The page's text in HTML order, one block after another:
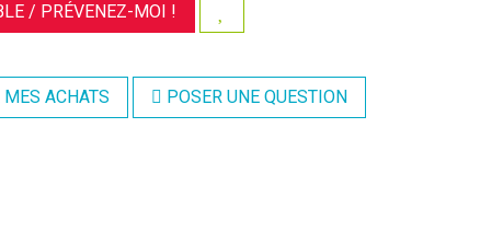
/ PRÉVENEZ-MOI !
ACHATS POSER UNE QUESTION